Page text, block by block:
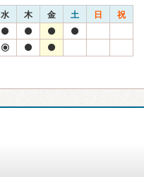
水 木 金 土 日 祝